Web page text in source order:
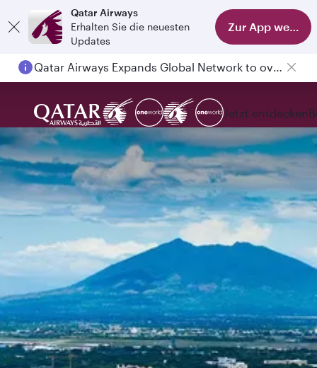
Qatar Airways
Erhalten Sie die neuesten
Updates
Zur App
Qatar Airways Expands Global Network to over 160 Destinations
Jetzt entdecken